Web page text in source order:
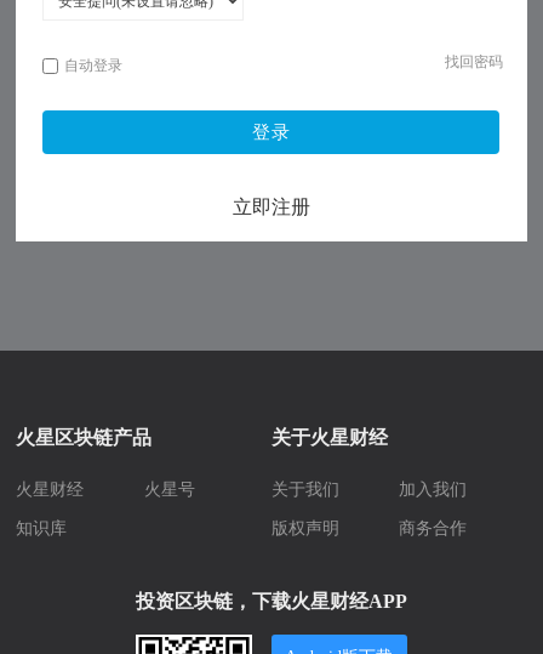
自动登录 找回密码
登录
立即注册
火星区块链产品
火星财经 火星号
知识库
关于火星财经
关于我们 加入我们
版权声明 商务合作
投资区块链，下载火星财经APP